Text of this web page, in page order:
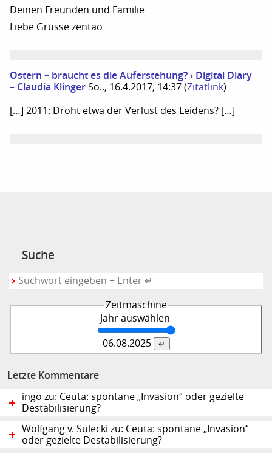
Deinen Freunden und Familie
Liebe Grüsse zentao
Ostern – braucht es die Auferstehung? › Digital Diary
– Claudia Klinger So.., 16.4.2017, 14:37 (Zitatlink)
[…] 2011: Droht etwa der Verlust des Leidens? […]
Suche
Zeitmaschine
Jahr auswählen
06.08.2025
Letzte Kommentare
ingo zu: Ceuta: spontane „Invasion“ oder gezielte
Destabilisierung?
Wolfgang v. Sulecki zu: Ceuta: spontane „Invasion“
oder gezielte Destabilisierung?